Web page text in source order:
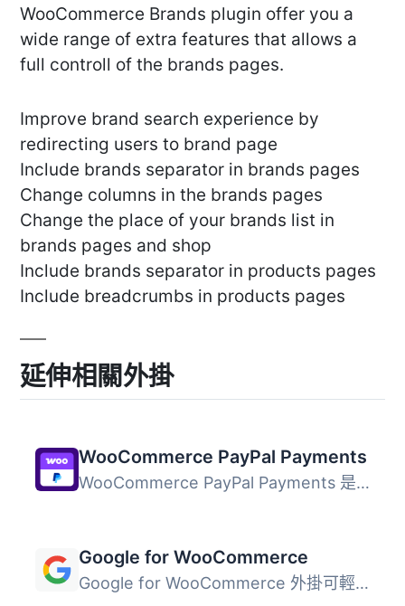
WooCommerce Brands plugin offer you a
wide range of extra features that allows a
full controll of the brands pages.
Improve brand search experience by
redirecting users to brand page
Include brands separator in brands pages
Change columns in the brands pages
Change the place of your brands list in
brands pages and shop
Include brands separator in products pages
Include breadcrumbs in products pages
延伸相關外掛
WooCommerce PayPal Payments
WooCommerce PayPal Payments 是一個全方位解決方案，幫助商...
Google for WooCommerce
Google for WooCommerce 外掛可輕鬆將您的 WooCommerce 產品...